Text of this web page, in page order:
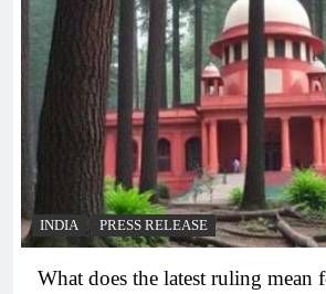
INDIA PRESS RELEASE
What does the latest ruling mean